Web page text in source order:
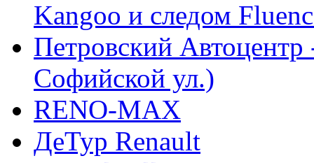
Kangoo и следом
Петровский
Софийской ул.)
RENO-MAX
ДеТур Renault